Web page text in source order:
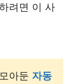
려면 이 사
아둔 자동